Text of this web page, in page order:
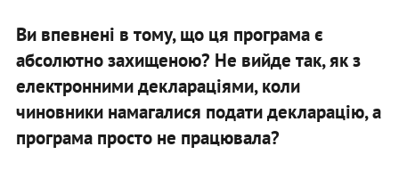
Ви впевнені в тому, що ця програма є
абсолютно захищеною? Не вийде так, як з
електронними деклараціями, коли
чиновники намагалися подати декларацію, а
програма просто не працювала?